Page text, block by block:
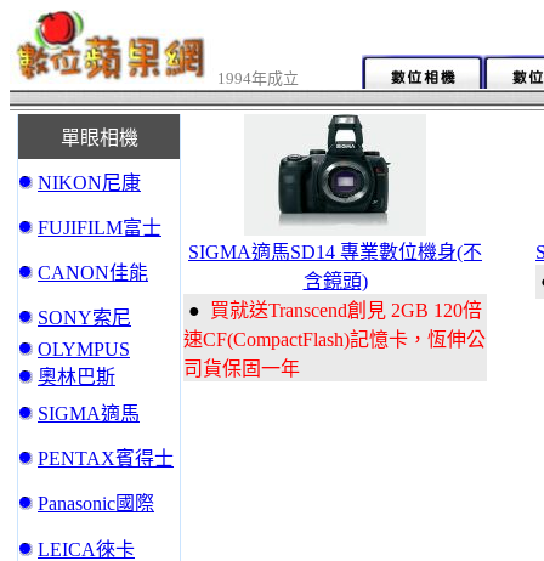
1994年成立
單眼相機
NIKON尼康
FUJIFILM富士
CANON佳能
SONY索尼
OLYMPUS
奧林巴斯
SIGMA適馬
PENTAX賓得士
Panasonic國際
LEICA徠卡
SIGMA適馬SD14 專業數位機身(不
含鏡頭)
● 買就送Transcend創見 2GB 120倍
速CF(CompactFlash)記憶卡，恆伸公
司貨保固一年